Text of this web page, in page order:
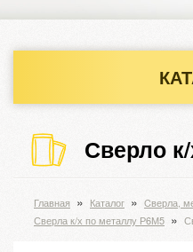
Сверло
Главная » Каталог » Cверла,
Сверла к/х по металлу Р6М5 »